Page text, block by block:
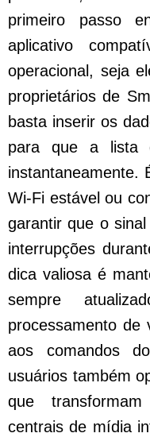
primeiro passo
aplicativo
operacional, seja
proprietários de
basta inserir os
para que a lista
instantaneamente.
Wi-Fi estável ou
garantir que o
interrupções
dica valiosa é
sempre
processamento
aos comandos
usuários também
que
centrais de mídia